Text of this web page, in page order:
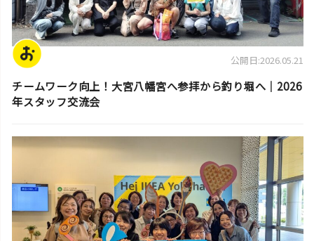
公開日:2026.05.21
チームワーク向上！大宮八幡宮へ参拝から釣り堀へ｜2026
年スタッフ交流会
スタッフ活動日誌